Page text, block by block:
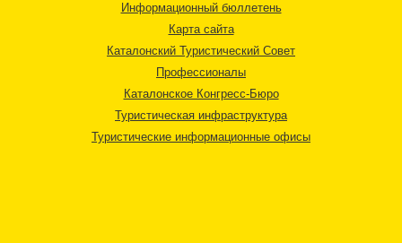
Информационный бюллетень
Карта сайта
Каталонский Туристический Совет
Профессионалы
Каталонское Конгресс-Бюро
Туристическая инфраструктура
Туристические информационные офисы